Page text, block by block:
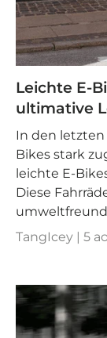
Leichte E-
ultimative
In den
Bikes stark
leichte E-
Diese
TangIcey | 5